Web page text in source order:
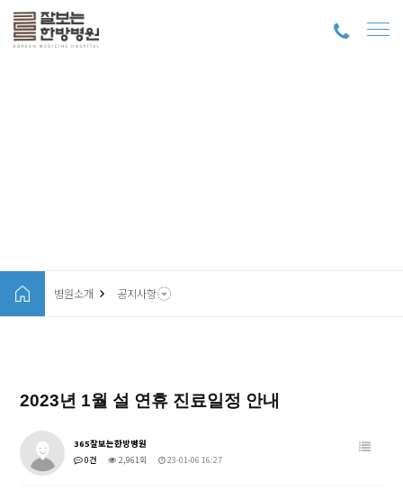
병원소개 공지사항
2023년 1월 설 연휴 진료일정 안내
365잘보는한방병원
0건
2,961회 23-01-06 16:27